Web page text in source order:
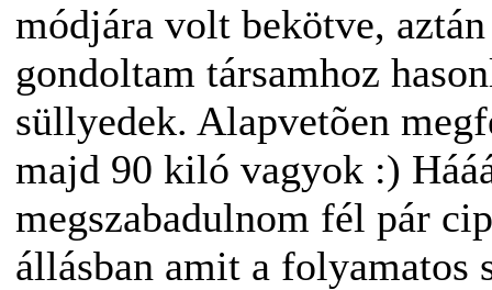
módjára volt bekötve,
gondoltam társamhoz
süllyedek. Alapvetõen
majd 90 kiló vagyok :)
megszabadulnom fél pár
állásban amit a folyamatos